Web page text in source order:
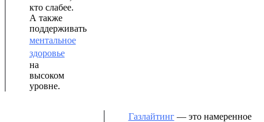
кто слабее.
А также
поддерживать
ментальное
здоровье
на
высоком
уровне.
Газлайтинг— это намеренное